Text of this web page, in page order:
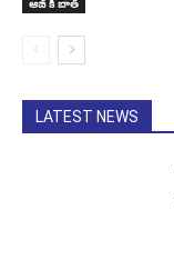
ఆజ్ కీ బాత్
LATEST NEWS